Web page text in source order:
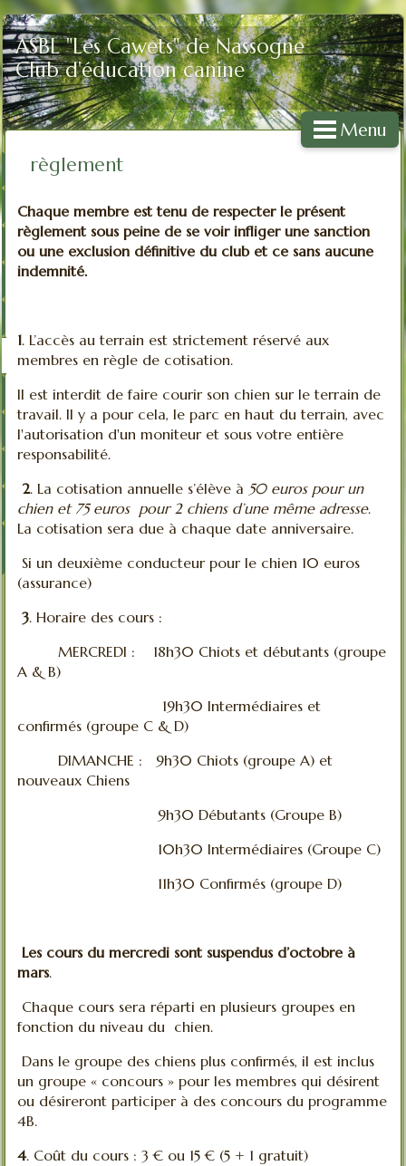
ASBL "Les Cawets" de Nassogne
Club d'éducation canine
Menu
règlement
Chaque membre est tenu de respecter le présent
règlement sous peine de se voir infliger une sanction
ou une exclusion définitive du club et ce sans aucune
indemnité.
1. L’accès au terrain est strictement réservé aux
membres en règle de cotisation.
Il est interdit de faire courir son chien sur le terrain de
travail. Il y a pour cela, le parc en haut du terrain, avec
l'autorisation d'un moniteur et sous votre entière
responsabilité.
2. La cotisation annuelle s’élève à 50 euros pour un
chien et 75 euros pour 2 chiens d’une même adresse.
La cotisation sera due à chaque date anniversaire.
Si un deuxième conducteur pour le chien 10 euros
(assurance)
3. Horaire des cours :
MERCREDI : 18h30 Chiots et débutants (groupe
A & B)
19h30 Intermédiaires et
confirmés (groupe C & D)
DIMANCHE : 9h30 Chiots (groupe A) et
nouveaux Chiens
9h30 Débutants (Groupe B)
10h30 Intermédiaires (Groupe C)
11h30 Confirmés (groupe D)
Les cours du mercredi sont suspendus d’octobre à
mars.
Chaque cours sera réparti en plusieurs groupes en
fonction du niveau du chien.
Dans le groupe des chiens plus confirmés, il est inclus
un groupe « concours » pour les membres qui désirent
ou désireront participer à des concours du programme
4B.
4. Coût du cours : 3 € ou 15 € (5 + 1 gratuit)